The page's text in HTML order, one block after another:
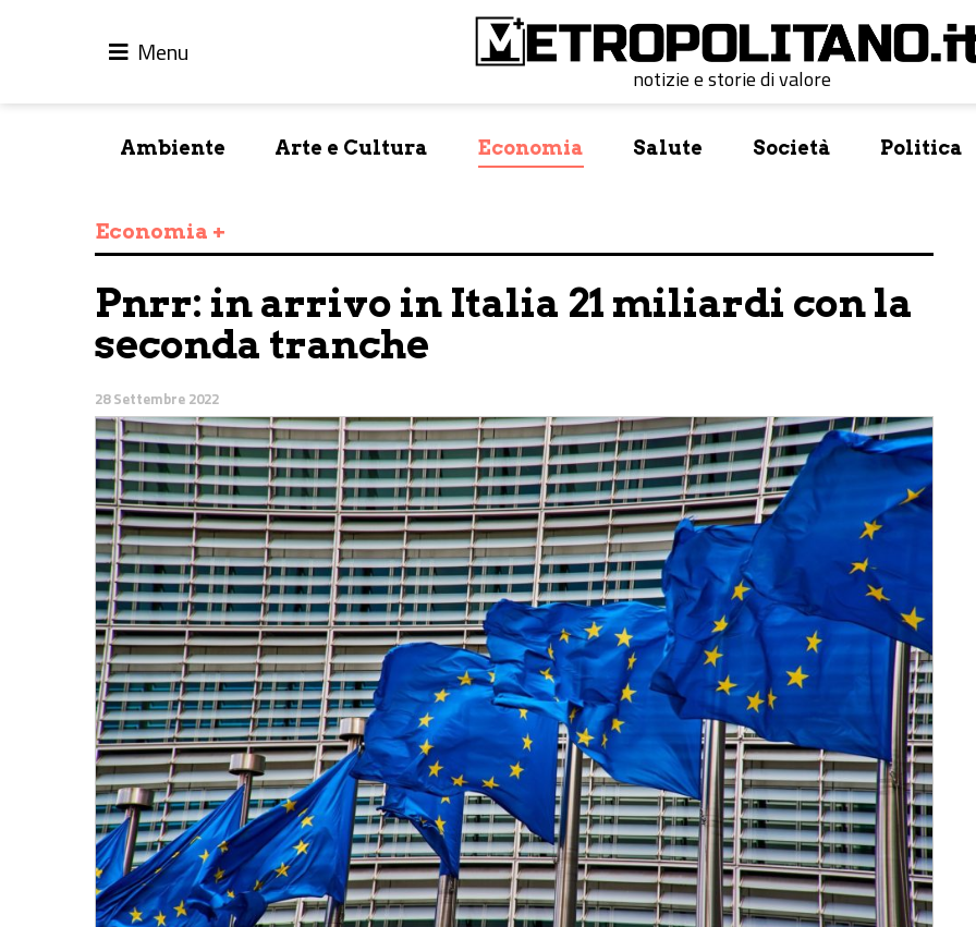
Menu
notizie e storie di valore
Ambiente Arte e Cultura Economia Salute Società Politica
Economia +
Pnrr: in arrivo in Italia 21 miliardi con la
seconda tranche
28 Settembre 2022